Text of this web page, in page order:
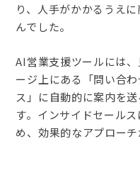
り、人手がかかるうえ
んでした。
AI営業支援ツールには
ージ上にある「問い合
ス」に自動的に案内を
す。インサイドセール
め、効果的なアプローチ